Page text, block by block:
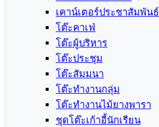
เคาน์เตอร์ประชาสัมพันธ์
โต๊ะคาเฟ่
โต๊ะผู้บริหาร
โต๊ะประชุม
โต๊ะสัมมนา
โต๊ะทำงานกลุ่ม
โต๊ะทำงานไม้ยางพารา
ชุดโต๊ะเก้าอี้นักเรียน